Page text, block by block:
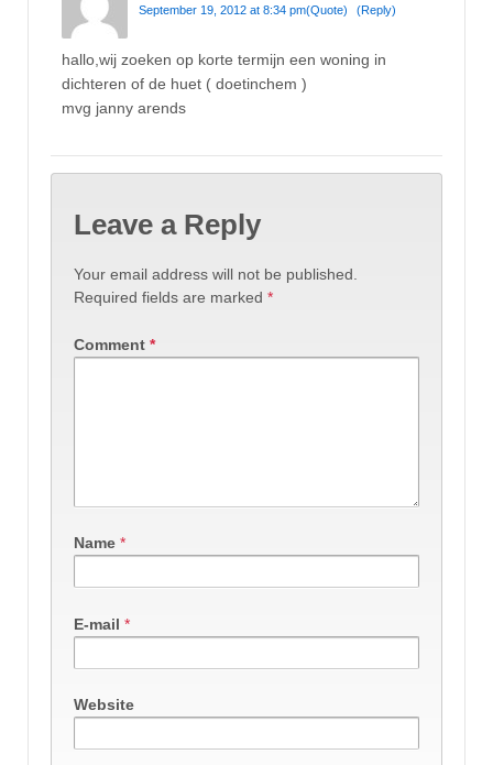
September 19, 2012 at 8:34 pm(Quote) (Reply)
hallo,wij zoeken op korte termijn een woning in
dichteren of de huet ( doetinchem )
mvg janny arends
Leave a Reply
Your email address will not be published.
Required fields are marked *
Comment *
Name *
E-mail *
Website